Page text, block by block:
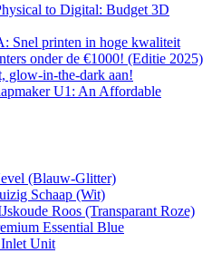
to Digital: Budget 3D
Snel printen in hoge kwaliteit
onder de €1000! (Editie 2025)
glow-in-the-dark aan!
U1: An Affordable
(Blauw-Glitter)
Schaap (Wit)
Roos (Transparant Roze)
Essential Blue
Unit